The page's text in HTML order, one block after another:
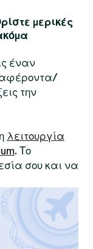
μερικές
έναν
την
λειτουργία
. Το
σου και να